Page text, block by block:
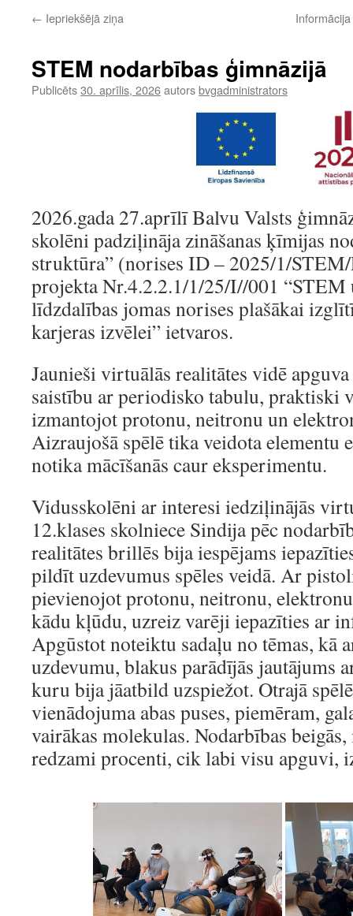
← Iepriekšējā ziņa
STEM nodarbības ģimnāzijā
Publicēts30. aprīlis, 2026autorsbvgadministrators
2026.gada 27.aprīlī Balvu Valsts
skolēni padziļināja zināšanas ķīmijas
struktūra” (norises ID – 2025/1/
projekta Nr.4.2.2.1/1/25/I//001 “STEM
līdzdalības jomas norises plašākai
karjeras izvēlei” ietvaros.
Jaunieši virtuālās realitātes vidē
saistību ar periodisko tabulu, praktiski
izmantojot protonu, neitronu un
Aizraujošā spēlē tika veidota elementu
notika mācīšanās caur eksperimentu.
Vidusskolēni ar interesi iedziļinājās
12.klases skolniece Sindija pēc
realitātes brillēs bija iespējams
pildīt uzdevumus spēles veidā. Ar
pievienojot protonu, neitronu,
kādu kļūdu, uzreiz varēji iepazīties ar
Apgūstot noteiktu sadaļu no tēmas, kā
uzdevumu, blakus parādījās jautājums
kuru bija jāatbild uzspiežot. Otrajā
vienādojuma abas puses, piemēram,
vairākas molekulas. Nodarbības
redzami procenti, cik labi visu apguvi,